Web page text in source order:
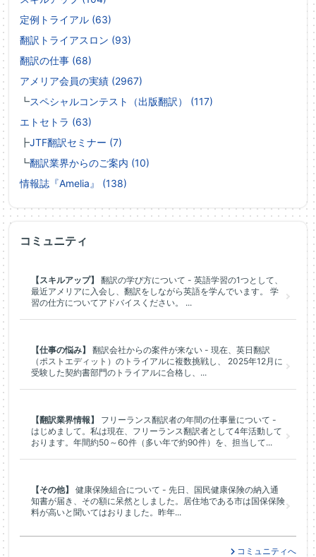
定例トライアル (63)
翻訳トライアスロン (93)
翻訳の仕事 (68)
アメリア会員の実績 (2967)
┗スペシャルコンテスト（出版翻訳） (117)
エトセトラ (63)
┣JTF翻訳セミナー (7)
┗翻訳業界からのご案内 (10)
情報誌『Amelia』 (138)
コミュニティ
【スキルアップ】
翻訳の学び方について - 英語学習の1つとして、
最近アメリアに入会し、翻訳をしながら英語を学んでいます。 学
習の仕方についてアドバイスください。 ...
【仕事の悩み】
翻訳会社からの案件が来ない - 現在、英日翻訳
（ポストエディット）のトライアルに複数挑戦し、 2025年12月に
受験した契約書部門のトライアルに合格し、...
【翻訳業界情報】
フリーランス翻訳者の年間の仕事量について -
はじめまして。私は現在、フリーランス翻訳者として4年活動して
おります。年間約50～60件（多い年で約90件）を、担当して...
【その他】
健康保険組合について - 先日、国民健康保険の納入通
知書が届き、その額に呆然としました。居住地である市は国保保険
料が高いと聞いてはおりました。昨年...
コミュニティへ